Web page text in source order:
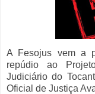
A Fesojus vem a
repúdio ao
Judiciário do
Oficial de Justiça